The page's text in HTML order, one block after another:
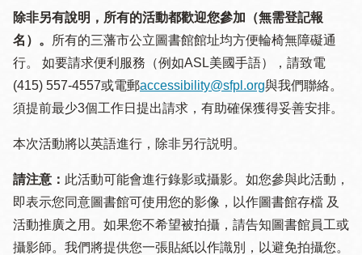
除非另有說明，所有的活動都歡迎您參加（無需登記報
名）。
所有的三藩市公立圖書館館址均方便輪椅無障礙通
行。 如要請求便利服務（例如ASL美國手語），請致電
(415) 557-4557或電郵accessibility@sfpl.org與我們聯絡。
須提 前最少3個工作日提出請求，有助確保獲得妥善安排。
本次活動將以英語進行，除非另行説明。
請注意： 此活動可能會進行錄影或攝影。如您參與此活動，
即表示您同意圖書館可使用您的影像，以作圖書館存檔 及
活動推廣之用。如果您不希望被拍攝，請告知圖書館員工或
攝影師。我們將提供您一張貼紙以作識別，以避免拍攝您。